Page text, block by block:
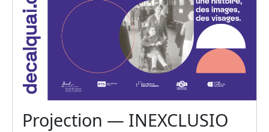
Projection — INEXCLUSIO